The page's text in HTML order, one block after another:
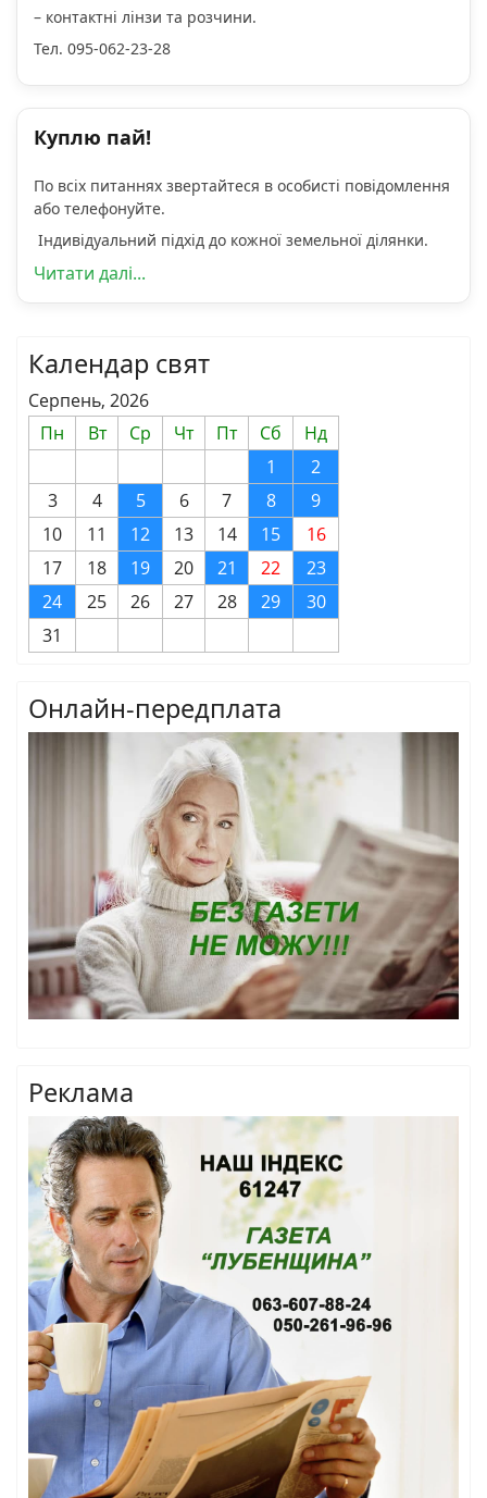
– контактні лінзи та розчини.
Тел. 095-062-23-28
Куплю пай!
По всіх питаннях звертайтеся в особисті повідомлення
або телефонуйте.
Індивідуальний підхід до кожної земельної ділянки.
Читати далі...
Календар свят
Серпень, 2026
Пн
Вт Ср Чт Пт Сб
Нд
1
2
3
4 5 6 7 8
9
10
11 12 13 14 15
16
17
18 19 20 21 22
23
24
25 26 27 28 29
30
31
Онлайн-передплата
Реклама